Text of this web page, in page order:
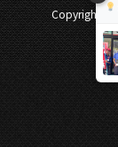
Copyright ©